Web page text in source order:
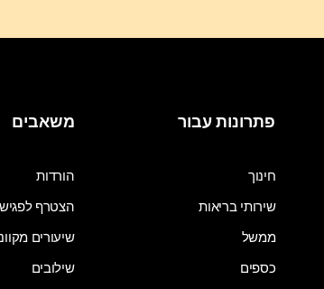
פתרונות עבור
חינוך
שירותי בריאות
ממשל
כספים
משאבים
הורדות
הצטרף
שיעורים
שילובים